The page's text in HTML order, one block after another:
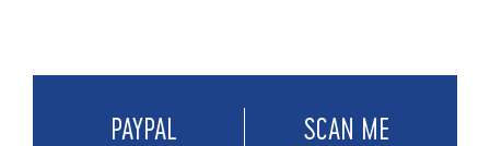
PAYPAL SCAN ME